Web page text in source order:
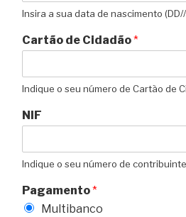
Insira a sua data de nascimento
Cartão de Cidadão*
Indique o seu número de Cartão de
NIF
Indique o seu número de contribuinte
Pagamento*
Multibanco